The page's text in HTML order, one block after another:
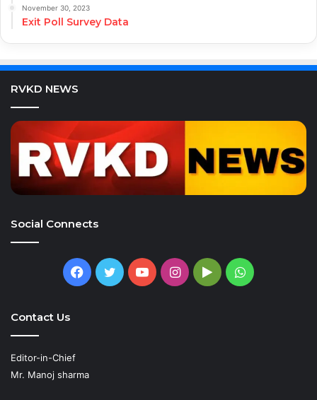
November 30, 2023
Exit Poll Survey Data
RVKD NEWS
Social Connects
Facebook
TwitterYouTubeInstagram
GoogleWhatsApp
Contact Us
Editor-in-Chief
Mr. Manoj sharma